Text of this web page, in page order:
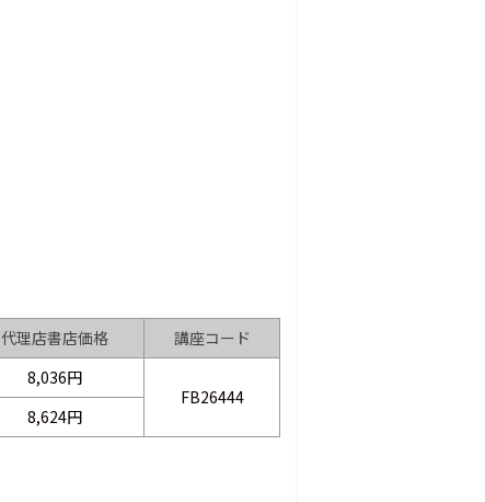
代理店書店価格
講座コード
8,036円
FB26444
8,624円